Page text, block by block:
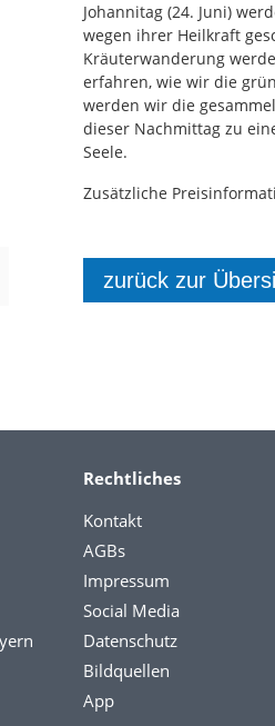
Johannitag (24. Juni)
wegen ihrer Heilkraft
Kräuterwanderung
erfahren, wie wir die
werden wir die
dieser Nachmittag zu
Seele.
Zusätzliche
zurück zur
Rechtliches
Kontakt
AGBs
Impressum
Social Media
Datenschutz
Bildquellen
App